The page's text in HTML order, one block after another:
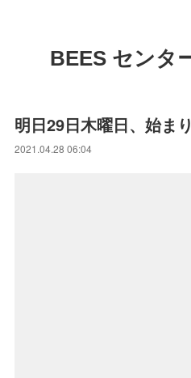
BEES センタ
明日29日木曜日、始ま
2021.04.28 06:04